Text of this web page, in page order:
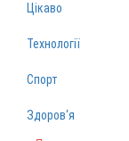
Цікаво
Технології
Спорт
Здоров‘я